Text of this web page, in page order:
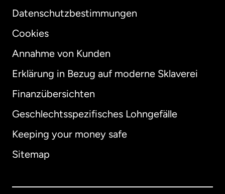
Datenschutzbestimmungen
Cookies
Annahme von Kunden
Erklärung in Bezug auf moderne Sklaverei
Finanzübersichten
Geschlechtsspezifisches Lohngefälle
Keeping your money safe
Sitemap
International English
Australien